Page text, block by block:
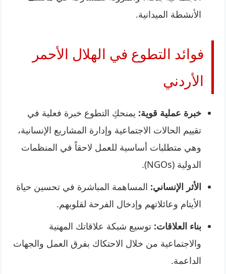
الأنشطة الميدانية.
فوائد التطوع في الهلال الأحمر
الأردني
خبرة عملية قوية: يمنحكِ التطوع خبرة فعلية في
تقييم الحالات الاجتماعية وإدارة المشاريع الإنسانية،
وهي متطلبات أساسية للعمل لاحقاً في المنظمات
الدولية (NGOs).
الأثر الإنساني: المساهمة المباشرة في تحسين حياة
الأيتام وعائلاتهم وإدخال الفرحة لقلوبهم.
بناء العلاقات: توسيع شبكة علاقاتك المهنية
والاجتماعية من خلال الاحتكاك بفرق العمل والجهات
الداعمة.